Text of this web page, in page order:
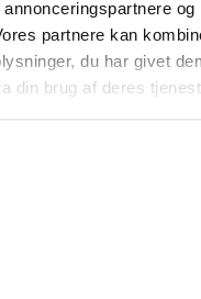
og
partnere kan
du har givet
din brug af deres